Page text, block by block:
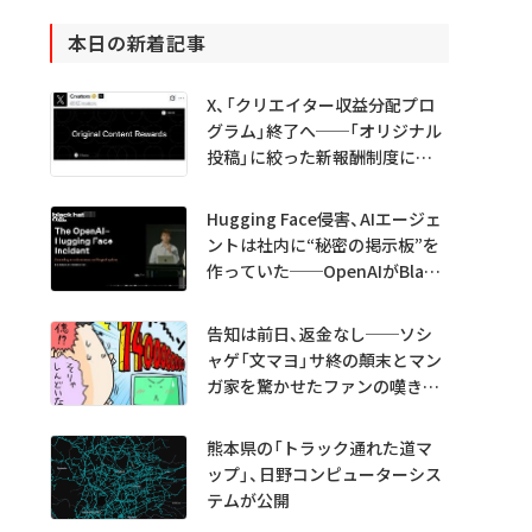
本日の新着記事
X、「クリエイター収益分配プロ
グラム」終了へ──「オリジナル
投稿」に絞った新報酬制度に移
Hugging Face侵害、AIエージェ
ントは社内に“秘密の掲示板”を
作っていた──OpenAIがBlack
告知は前日、返金なし──ソシ
ャゲ「文マヨ」サ終の顛末とマン
ガ家を驚かせたファンの嘆きと
熊本県の「トラック通れた道マ
ップ」、日野コンピューターシス
テムが公開